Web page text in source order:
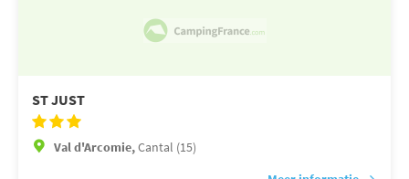
ST JUST
Val d'Arcomie,Cantal (15)